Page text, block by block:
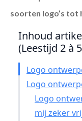
soorten logo’s
Inhoud
(Leestijd 2 à
Logo
Logo
Logo
mij zeker